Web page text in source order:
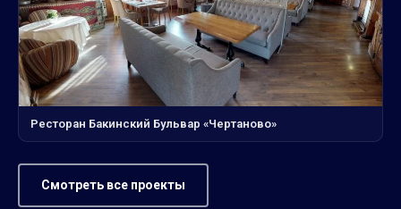
Ресторан Бакинский Бульвар «Чертаново»
Смотреть все проекты